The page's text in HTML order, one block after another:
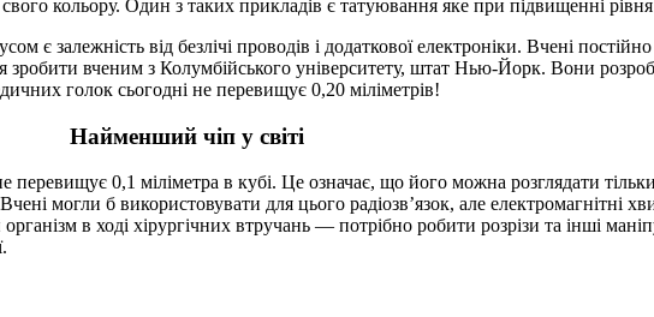
кольору. Один з таких прикладів є татуювання яке при підвищенні
є залежність від безлічі проводів і додаткової електроніки. Вчені
вченим з Колумбійського університету, штат Нью-Йорк. Вони
голок сьогодні не перевищує 0,20 міліметрів!
Найменший чіп у світі
перевищує 0,1 міліметра в кубі. Це означає, що його можна розглядати
могли б використовувати для цього радіозв’язок, але електромагнітні
в ході хірургічних втручань — потрібно робити розрізи та інші